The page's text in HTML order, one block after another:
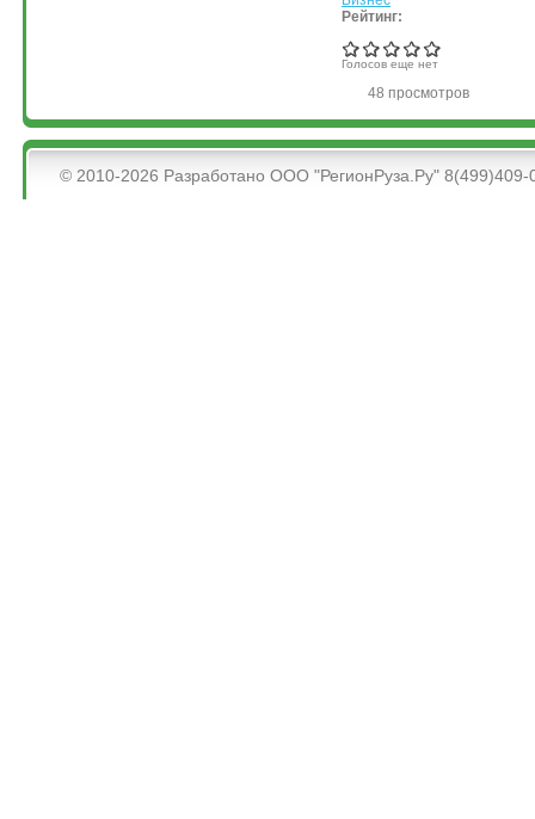
Рейтинг:
Голосов еще нет
48 просмотров
&bsps;
© 2010-2026 Разработано ООО "РегионРуза.Ру" 8(499)409-